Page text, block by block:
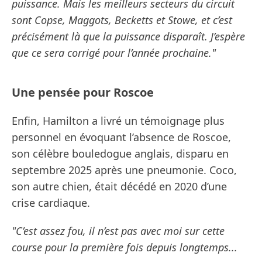
puissance. Mais les meilleurs secteurs du circuit
sont Copse, Maggots, Becketts et Stowe, et c’est
précisément là que la puissance disparaît. J’espère
que ce sera corrigé pour l’année prochaine."
Une pensée pour Roscoe
Enfin, Hamilton a livré un témoignage plus
personnel en évoquant l’absence de Roscoe,
son célèbre bouledogue anglais, disparu en
septembre 2025 après une pneumonie. Coco,
son autre chien, était décédé en 2020 d’une
crise cardiaque.
"C’est assez fou, il n’est pas avec moi sur cette
course pour la première fois depuis longtemps...